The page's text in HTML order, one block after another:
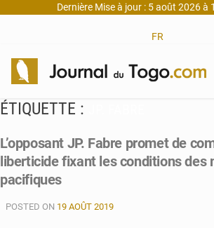
Dernière Mise à jour : 5 août 2026 à
FR
ÉTIQUETTE :
L’opposant JP. Fabre promet de
liberticide fixant les conditions des
pacifiques
POSTED ON 19 AOÛT 2019